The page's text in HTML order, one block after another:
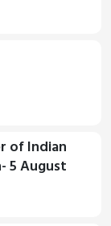
of Indian
5 August